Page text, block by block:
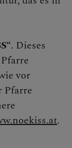
. Dieses
vor
Pfarre
.